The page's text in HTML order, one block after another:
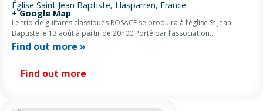
Église Saint Jean Baptiste, Hasparren, France
+ Google Map
Le trio de guitares classiques ROSACE se produira à l’église St Jean
Baptiste le 13 août à partir de 20h00 Porté par l’association
Guitaradour, le groupe interprétera des œuvres de […]
Find out more »
Find out more